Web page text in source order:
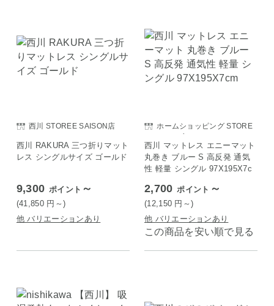
西川 STOREE SAISON店
西川 RAKURA 三つ折りマット
レス シングルサイズ ゴールド
9,300 ポイント ～
(41,850 円 ～)
他 バリエーションあり
ホームショッピング STORE
E SAISON店
西川 マットレス エニーマット
丸巻き ブルー S 高反発 通気
性 軽量 シングル 97X195X7c
2,700 ポイント ～
(12,150 円 ～)
他 バリエーションあり
この商品を安い順で見る